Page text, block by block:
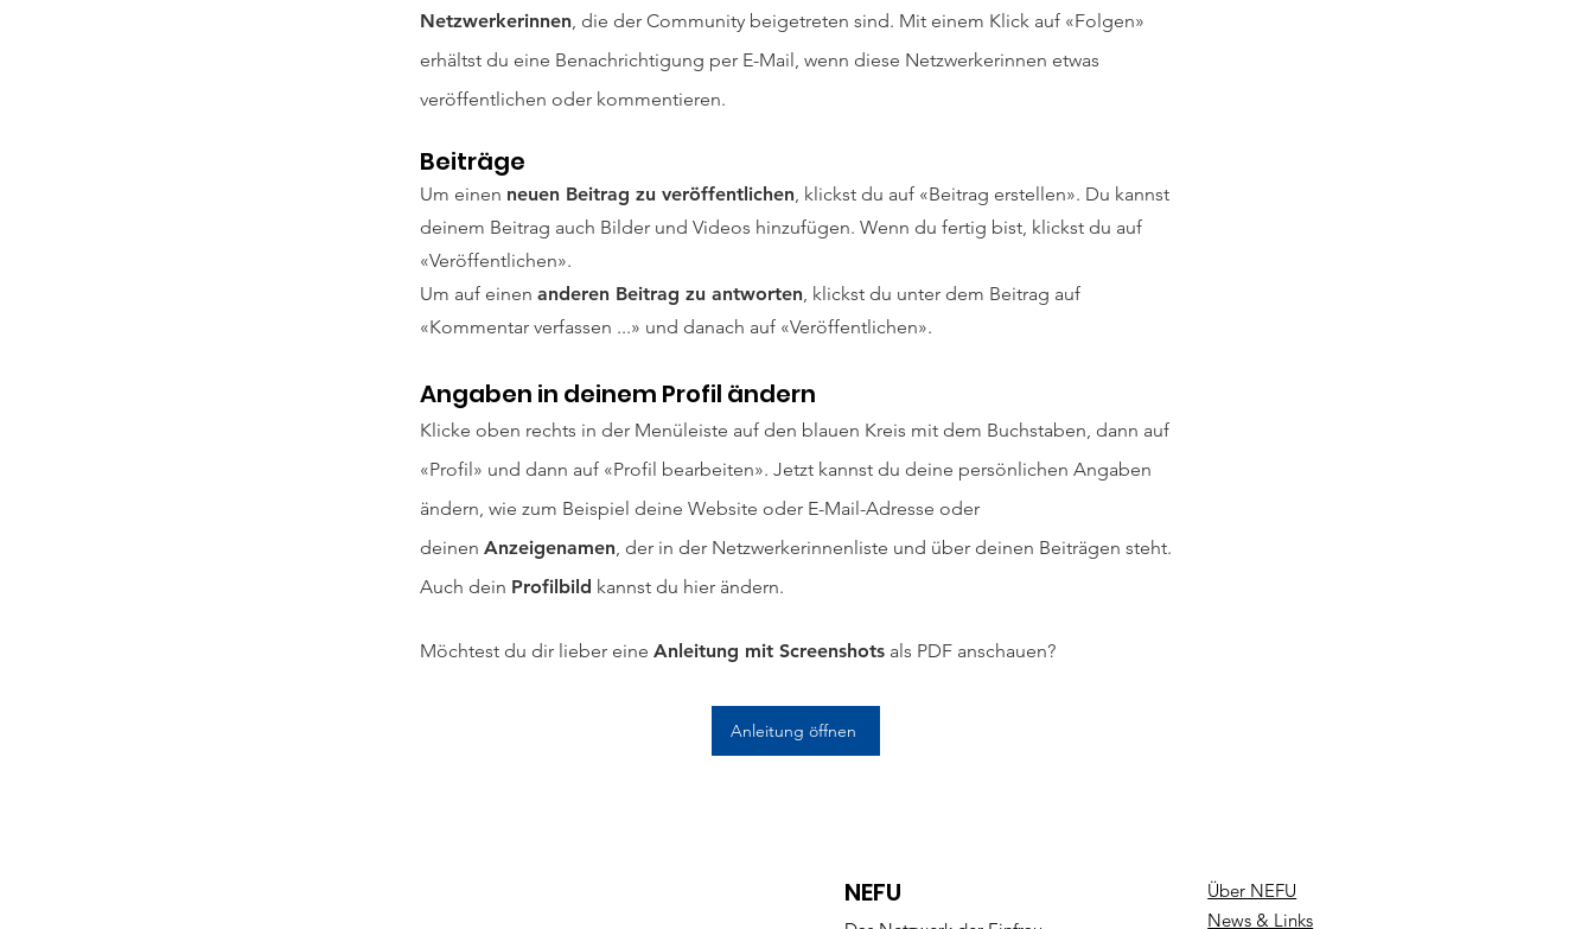
Netzwerkerinnen, die der Community beigetreten sind. Mit einem Klick auf «Folgen»
erhältst du eine Benachrichtigung per E-Mail, wenn diese Netzwerkerinnen etwas
veröffentlichen oder kommentieren.
Beiträge
Um einen neuen Beitrag zu veröffentlichen, klickst du auf «Beitrag erstellen». Du kannst
deinem Beitrag auch Bilder und Videos hinzufügen. Wenn du fertig bist, klickst du auf
«Veröffentlichen».
Um auf einen anderen Beitrag zu antworten, klickst du unter dem Beitrag auf
«Kommentar verfassen ...» und danach auf «Veröffentlichen».
Angaben in deinem Profil ändern
Klicke oben rechts in der Menüleiste auf den blauen Kreis mit dem Buchstaben, dann auf
«Profil» und dann auf «Profil bearbeiten». Jetzt kannst du deine persönlichen Angaben
ändern, wie zum Beispiel deine Website oder E-Mail-Adresse oder
deinen Anzeigenamen, der in der Netzwerkerinnenliste und über deinen Beiträgen steht.
Auch dein Profilbild kannst du hier ändern.
Möchtest du dir lieber eine Anleitung mit Screenshots als PDF anschauen?
Anleitung öffnen
NEFU
Über NEFU
News & Links